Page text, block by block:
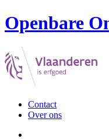
Openbare
Contact
Over ons